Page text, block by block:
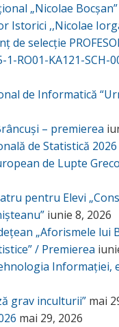
„Nicolae Bocșan”
Istorici ,,Nicolae
de selecție
1-RO01-KA121-SCH-
de Informatică
– premierea
de Statistică 2026
de Lupte
pentru Elevi
iunie 8, 2026
„Aforismele lui
/ Premierea
Informației,
grav inculturii” mai
mai 29, 2026